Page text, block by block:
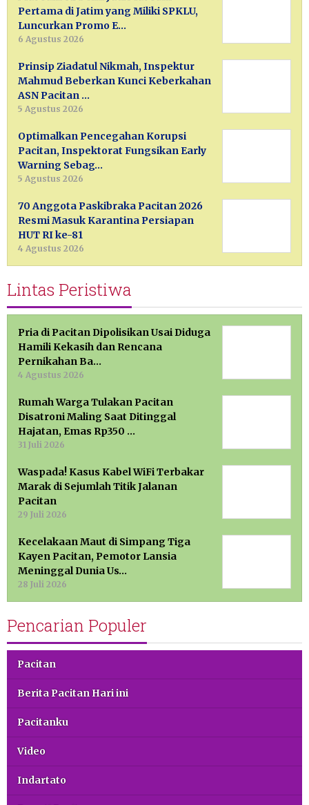
Pertama di Jatim yang Miliki SPKLU,
Luncurkan Promo E…
6 Agustus 2026
Prinsip Ziadatul Nikmah, Inspektur
Mahmud Beberkan Kunci Keberkahan
ASN Pacitan …
5 Agustus 2026
Optimalkan Pencegahan Korupsi
Pacitan, Inspektorat Fungsikan Early
Warning Sebag…
5 Agustus 2026
70 Anggota Paskibraka Pacitan 2026
Resmi Masuk Karantina Persiapan
HUT RI ke-81
4 Agustus 2026
Lintas Peristiwa
Pria di Pacitan Dipolisikan Usai Diduga
Hamili Kekasih dan Rencana
Pernikahan Ba…
4 Agustus 2026
Rumah Warga Tulakan Pacitan
Disatroni Maling Saat Ditinggal
Hajatan, Emas Rp350 …
31 Juli 2026
Waspada! Kasus Kabel WiFi Terbakar
Marak di Sejumlah Titik Jalanan
Pacitan
29 Juli 2026
Kecelakaan Maut di Simpang Tiga
Kayen Pacitan, Pemotor Lansia
Meninggal Dunia Us…
28 Juli 2026
Pencarian Populer
Pacitan
Berita Pacitan Hari ini
Pacitanku
Video
Indartato